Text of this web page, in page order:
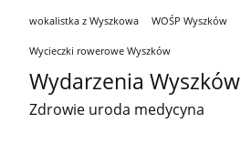
wokalistka z Wyszkowa WOŚP Wyszków
Wycieczki rowerowe Wyszków
Wydarzenia Wyszków
Zdrowie uroda medycyna